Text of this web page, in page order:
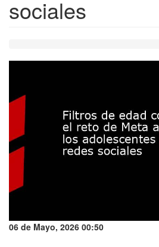
sociales
06 de Mayo, 2026 00:50